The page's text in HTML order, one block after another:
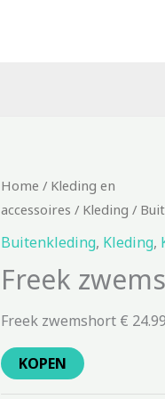
Home / Kleding en
accessoires / Kleding /
Buitenkleding, Kleding,
Freek
Freek zwemshort € 24.99
KOPEN